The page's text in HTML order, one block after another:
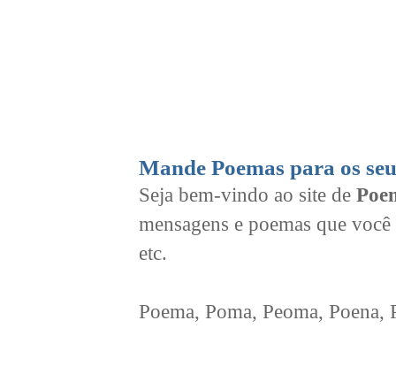
Mande Poemas para os
Seja bem-vindo ao site de
mensagens e poemas que
etc.
Poema, Poma, Peoma,